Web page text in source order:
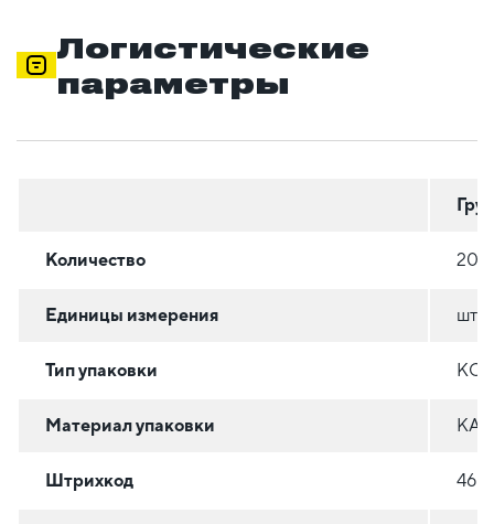
Логистические
параметры
Количество 20
Единицы измерения шт
Тип упаковки
Материал упаковки
Штрихкод